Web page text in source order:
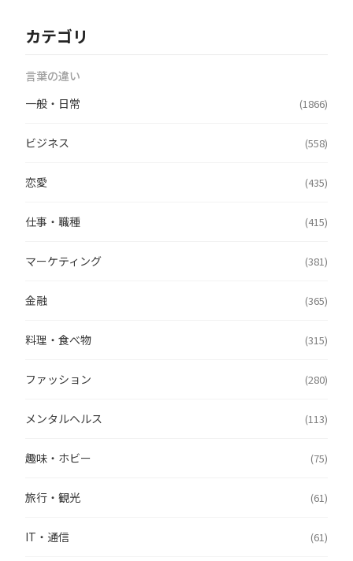
カテゴリ
言葉の違い
一般・日常
(1866)
ビジネス (558)
恋愛 (435)
仕事・職種 (415)
マーケティング (381)
金融 (365)
料理・食べ物 (315)
ファッション (280)
メンタルヘルス (113)
趣味・ホビー (75)
旅行・観光 (61)
IT・通信 (61)